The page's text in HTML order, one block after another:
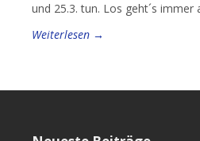
und 25.3. tun. Los geht´s immer
Weiterlesen →